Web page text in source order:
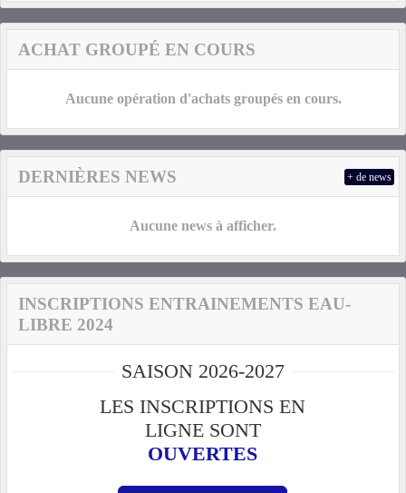
ACHAT GROUPÉ EN COURS
Aucune opération d'achats groupés en cours.
DERNIÈRES NEWS
Aucune news à afficher.
+ de news
INSCRIPTIONS ENTRAINEMENTS EAU-
LIBRE 2024
SAISON 2026-2027
LES INSCRIPTIONS EN
LIGNE SONT
OUVERTES